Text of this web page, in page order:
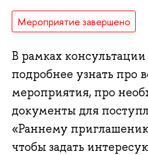
Мероприятие завершено
В рамках
подробнее узнать про
мероприятия, про
документы для
«Раннему
чтобы задать